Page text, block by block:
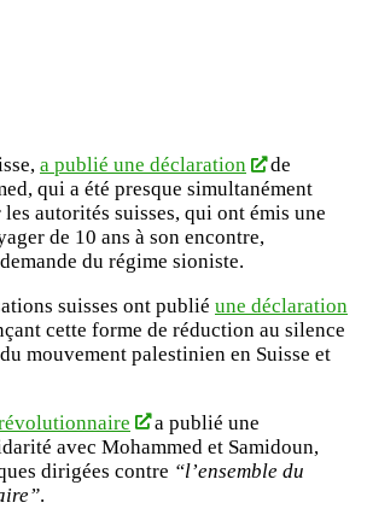
a publié une déclaration
de
qui a été presque simultanément
autorités suisses, qui ont émis une
de 10 ans à son encontre,
du régime sioniste.
suisses ont publié une déclaration
cette forme de réduction au silence
mouvement palestinien en Suisse et
a publié une
avec Mohammed et Samidoun,
dirigées contre “l’ensemble du
.